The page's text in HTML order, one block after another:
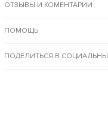
добавлением
Капюшон
Крой свободный,
отлично скрадывает
изменения.
ОТЗЫВЫ И КОМЕНТАРИИ
ПОМОЩЬ
ПОДЕЛИТЬСЯ В